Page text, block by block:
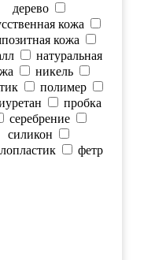
дерево
кожа
кожа
натуральная
никель
полимер
пробка
серебрение
силикон
фетр